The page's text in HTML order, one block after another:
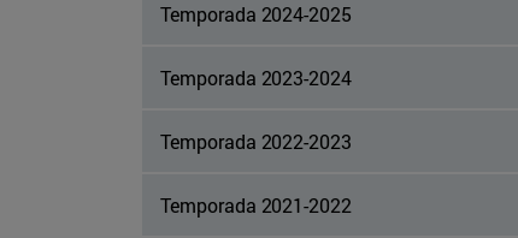
Temporada 2024-2025
Temporada 2023-2024
Temporada 2022-2023
Temporada 2021-2022